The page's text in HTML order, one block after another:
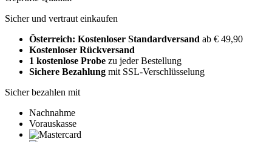
Sicher und vertraut einkaufen
Österreich: Kostenloser Standardversand ab € 49,90
Kostenloser Rückversand
1 kostenlose Probe zu jeder Bestellung
Sichere Bezahlung mit SSL-Verschlüsselung
Sicher bezahlen mit
Nachnahme
Vorauskasse